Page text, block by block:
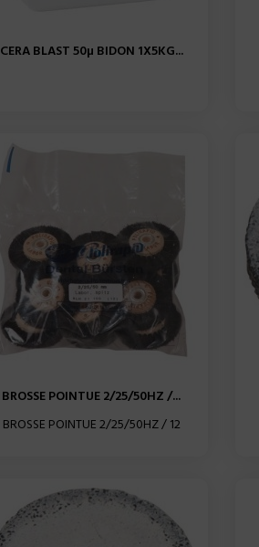
CERA BLAST 50µ BIDON 1X5KG...
BROSSE POINTUE 2/25/50HZ /...
BROSSE POINTUE 2/25/50HZ / 12